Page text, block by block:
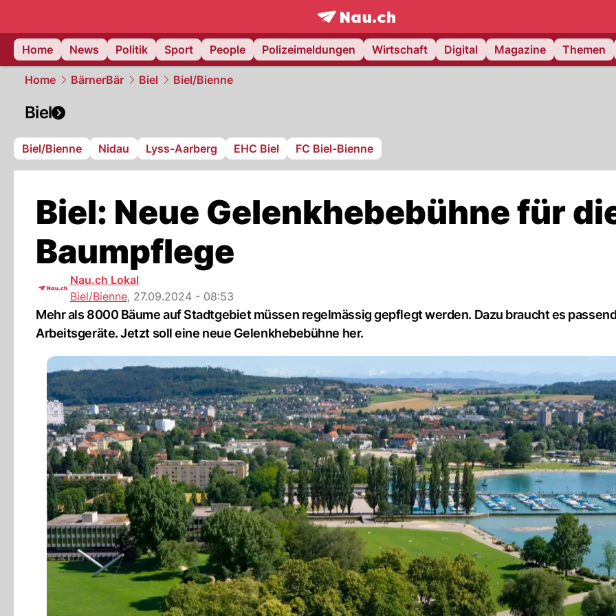
frontpage.NAU.ch
Home
News Politik Sport People Polizeimeldungen Wirtschaft Digital Magazine Themen
Home BärnerBär Biel Biel/Bienne
Biel
Biel/Bienne Nidau Lyss-Aarberg EHC Biel FC Biel-Bienne
Biel: Neue Gelenkhebebühne für
Baumpflege
Nau.ch Lokal
Biel/Bienne, 27.09.2024 - 08:53
Mehr als 8000 Bäume auf Stadtgebiet müssen regelmässig gepflegt werden. Dazu braucht es
Arbeitsgeräte. Jetzt soll eine neue Gelenkhebebühne her.